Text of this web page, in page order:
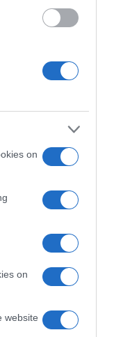
on
on
website